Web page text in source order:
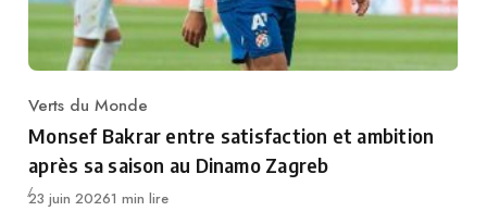
Category
Verts du Monde
Monsef Bakrar entre satisfaction et ambition
après sa saison au Dinamo Zagreb
Publié
23 juin 20261 min lire